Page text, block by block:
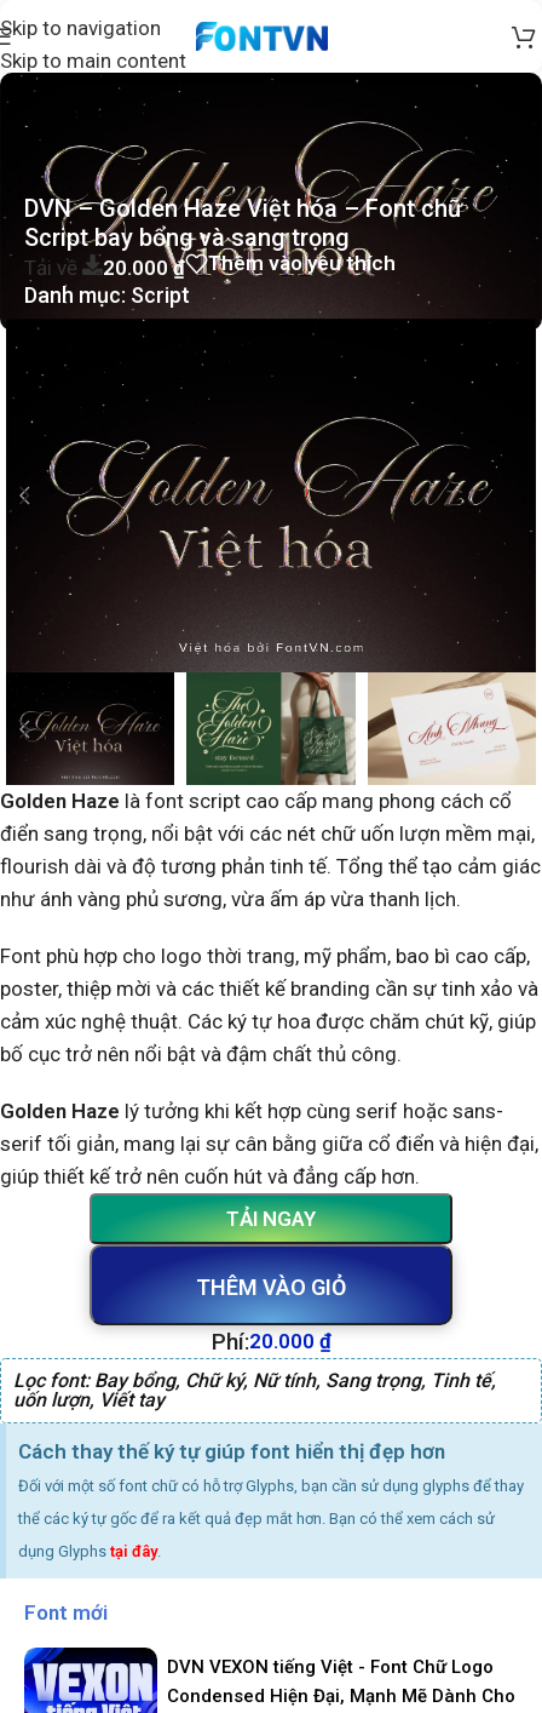
Skip to navigation
Skip to main content
DVN – Golden Haze Việt hóa – Font chữ
Script bay bổng và sang trọng
Tải về 20.000₫ Thêm vào yêu thích
Danh mục: Script
Golden Haze là font script cao cấp mang phong cách cổ
điển sang trọng, nổi bật với các nét chữ uốn lượn mềm mại,
flourish dài và độ tương phản tinh tế. Tổng thể tạo cảm giác
như ánh vàng phủ sương, vừa ấm áp vừa thanh lịch.
Font phù hợp cho logo thời trang, mỹ phẩm, bao bì cao cấp,
poster, thiệp mời và các thiết kế branding cần sự tinh xảo và
cảm xúc nghệ thuật. Các ký tự hoa được chăm chút kỹ, giúp
bố cục trở nên nổi bật và đậm chất thủ công.
Golden Haze lý tưởng khi kết hợp cùng serif hoặc sans-
serif tối giản, mang lại sự cân bằng giữa cổ điển và hiện đại,
giúp thiết kế trở nên cuốn hút và đẳng cấp hơn.
THÊM VÀO GIỎ
TẢI NGAY
Phí:20.000 ₫
Lọc font: Bay bổng, Chữ ký, Nữ tính, Sang trọng, Tinh tế,
uốn lượn, Viết tay
Cách thay thế ký tự giúp font hiển thị đẹp hơn
Đối với một số font chữ có hỗ trợ Glyphs, bạn cần sử dụng glyphs để thay
thể các ký tự gốc để ra kết quả đẹp mắt hơn. Bạn có thể xem cách sử
dụng Glyphs tại đây.
Font mới
DVN VEXON tiếng Việt - Font Chữ Logo
Condensed Hiện Đại, Mạnh Mẽ Dành Cho